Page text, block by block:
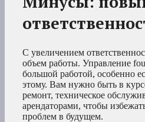
С увеличением
объем работы. Управление
большой работой, особенно
этому. Вам нужно быть в
ремонт, техническое
арендаторами, чтобы
проблем в будущем.